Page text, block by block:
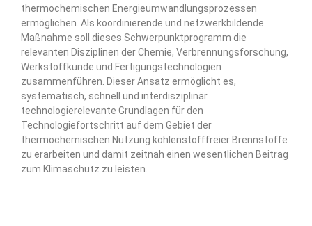
thermochemischen Energieumwandlungsprozessen
ermöglichen. Als koordinierende und netzwerkbildende
Maßnahme soll dieses Schwerpunktprogramm die
relevanten Disziplinen der Chemie, Verbrennungsforschung,
Werkstoffkunde und Fertigungstechnologien
zusammenführen. Dieser Ansatz ermöglicht es,
systematisch, schnell und interdisziplinär
technologierelevante Grundlagen für den
Technologiefortschritt auf dem Gebiet der
thermochemischen Nutzung kohlenstofffreier Brennstoffe
zu erarbeiten und damit zeitnah einen wesentlichen Beitrag
zum Klimaschutz zu leisten.